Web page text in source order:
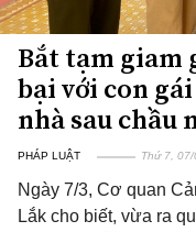
Bắt tạm giam
bại với con
nhà sau chầu
PHÁP LUẬT Thứ 7,
Ngày 7/3, Cơ quan
Lắk cho biết, vừa ra